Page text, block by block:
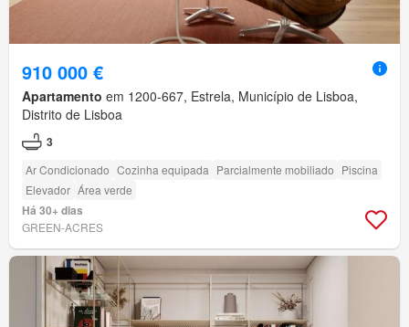
910 000 €
Apartamento em 1200-667, Estrela, Município de Lisboa,
Distrito de Lisboa
3
Ar Condicionado Cozinha equipada Parcialmente mobiliado Piscina
Elevador Área verde
Há 30+ dias
GREEN-ACRES